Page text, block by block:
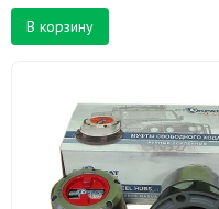
В корзину